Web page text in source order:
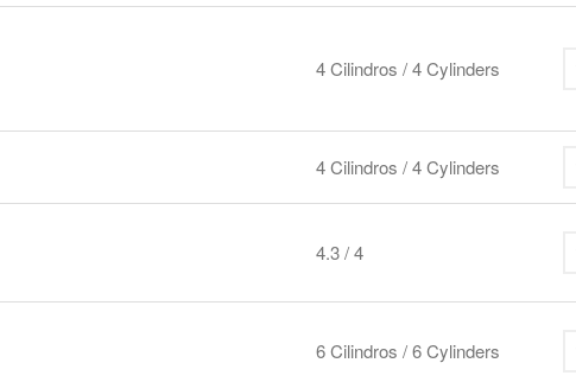
4 Cilindros / 4 Cylinders
4 Cilindros / 4 Cylinders
4.3 / 4
6 Cilindros / 6 Cylinders